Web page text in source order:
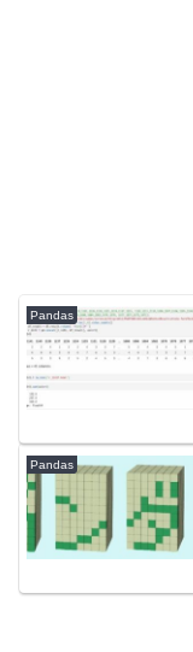
Pandas
Pandas